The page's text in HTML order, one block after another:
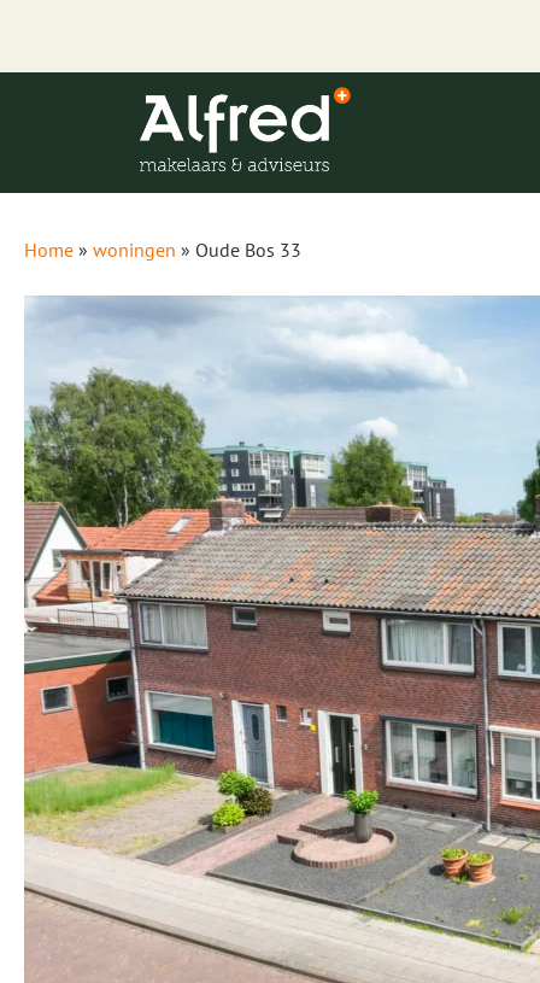
Home » woningen » Oude Bos 33